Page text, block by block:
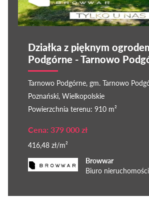
Działka z pięknym
Podgórne - Tarnowo
Tarnowo Podgórne, gm. Tarnowo
Poznański, Wielkopolskie
Powierzchnia terenu: 910 m²
Cena: 379 000 zł
416,48 zł/m²
Browwar
Biuro nieruchomości